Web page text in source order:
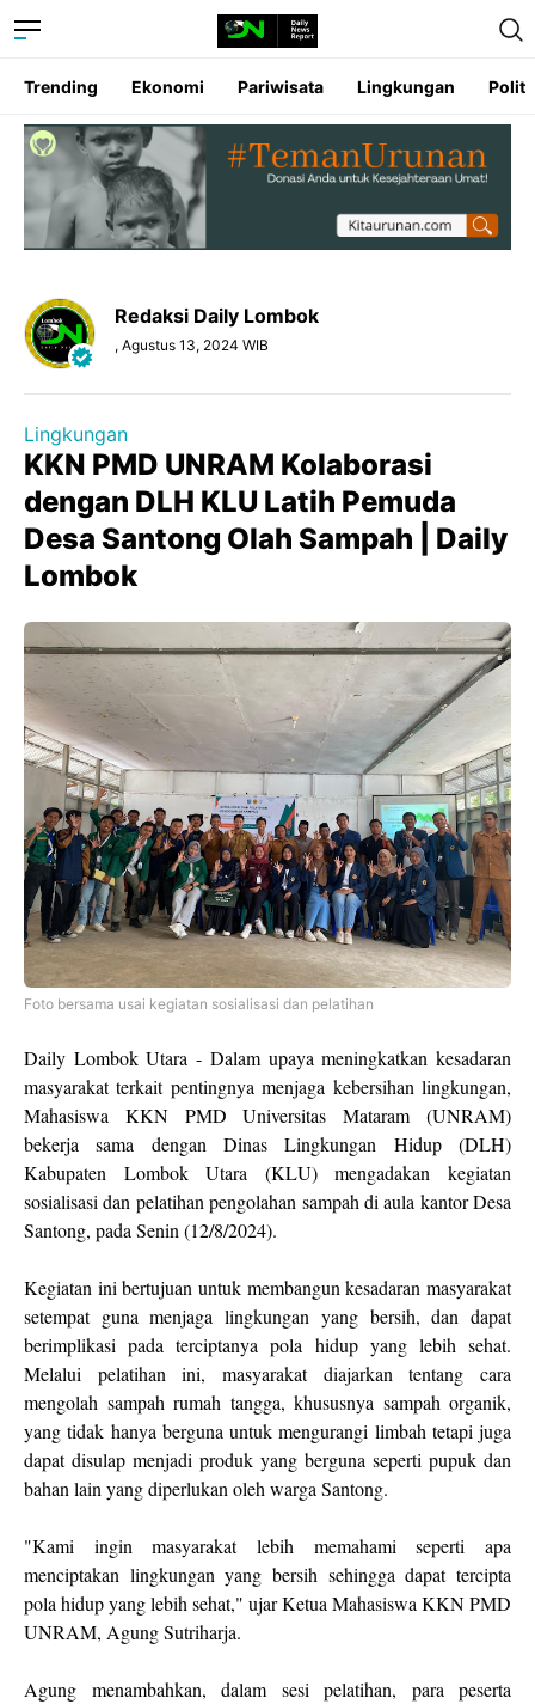
Trending Ekonomi Pariwisata Lingkungan
Redaksi Daily Lombok
, Agustus 13, 2024 WIB
Lingkungan
KKN PMD UNRAM Kolaborasi
dengan DLH KLU Latih Pemuda
Desa Santong Olah Sampah | Daily
Lombok
Foto bersama usai kegiatan sosialisasi dan pelatihan
Daily Lombok Utara - Dalam upaya meningkatkan kesadaran
masyarakat terkait pentingnya menjaga kebersihan lingkungan,
Mahasiswa KKN PMD Universitas Mataram (UNRAM)
bekerja sama dengan Dinas Lingkungan Hidup (DLH)
Kabupaten Lombok Utara (KLU) mengadakan kegiatan
sosialisasi dan pelatihan pengolahan sampah di aula kantor Desa
Santong, pada Senin (12/8/2024).
Kegiatan ini bertujuan untuk membangun kesadaran masyarakat
setempat guna menjaga lingkungan yang bersih, dan dapat
berimplikasi pada terciptanya pola hidup yang lebih sehat.
Melalui pelatihan ini, masyarakat diajarkan tentang cara
mengolah sampah rumah tangga, khususnya sampah organik,
yang tidak hanya berguna untuk mengurangi limbah tetapi juga
dapat disulap menjadi produk yang berguna seperti pupuk dan
bahan lain yang diperlukan oleh warga Santong.
"Kami ingin masyarakat lebih memahami seperti apa
menciptakan lingkungan yang bersih sehingga dapat tercipta
pola hidup yang lebih sehat," ujar Ketua Mahasiswa KKN PMD
UNRAM, Agung Sutriharja.
Agung menambahkan, dalam sesi pelatihan, para peserta